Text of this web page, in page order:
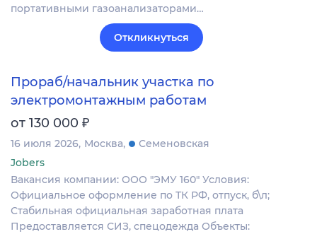
портативными газоанализаторами…
Откликнуться
Прораб/начальник участка по
электромонтажным работам
от 130 000 ₽
16 июля 2026 Москва
Семеновская
Jobers
Вакансия компании: ООО "ЭМУ 160" Условия:
Официальное оформление по ТК РФ, отпуск, б\л;
Стабильная официальная заработная плата
Предоставляется СИЗ, спецодежда Объекты: